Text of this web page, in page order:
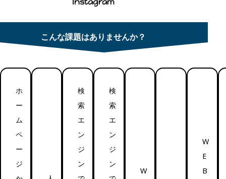
こんな課題はありませんか？
ホ
ー
ム
ペ
ー
ジ
検
索
エ
ン
ジ
ン
検
索
エ
ン
ジ
ン
W
W
E
B